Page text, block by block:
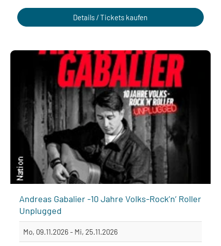
Details / Tickets kaufen
Andreas Gabalier -10 Jahre Volks-Rock’n’ Roller
Unplugged
Mo, 09.11.2026 - Mi, 25.11.2026